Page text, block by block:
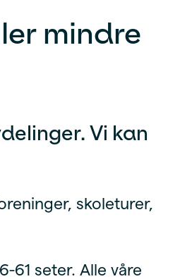
mindre
Vi kan
skoleturer,
61 seter. Alle våre